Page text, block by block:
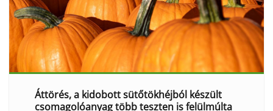
Áttörés, a kidobott sütőtökhéjból készült
csomagolóanyag több teszten is felülmúlta